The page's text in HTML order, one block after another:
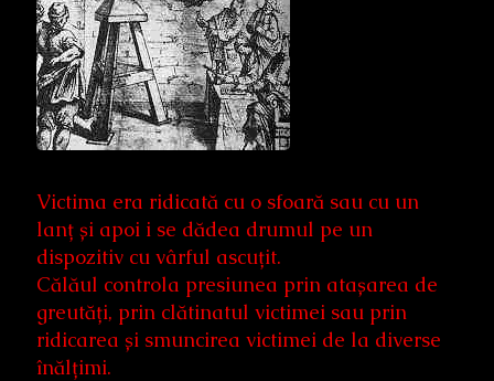
Victima era ridicată cu o sfoară sau cu un
lanț și apoi i se dădea drumul pe un
dispozitiv cu vârful ascuțit.
Călăul controla presiunea prin atașarea de
greutăți, prin clătinatul victimei sau prin
ridicarea și smuncirea victimei de la diverse
înălțimi.